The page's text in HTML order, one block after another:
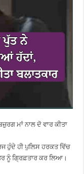
ਮਾਂ ਨਾਲ ਦੋ ਵਾਰ ਕੀਤਾ
ਹੁੰਦੇ ਹੀ ਪੁਲਿਸ ਹਰਕਤ ਵਿੱਚ
ਨੂੰ ਗ੍ਰਿਫ਼ਤਾਰ ਕਰ ਲਿਆ।